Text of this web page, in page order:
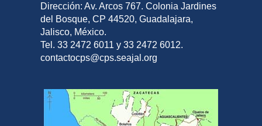
Dirección: Av. Arcos 767. Colonia Jardines
del Bosque, CP 44520, Guadalajara,
Jalisco, México.
Tel. 33 2472 6011 y 33 2472 6012.
contactocps@cps.seajal.org